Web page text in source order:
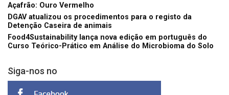
Açafrão: Ouro Vermelho
DGAV atualizou os procedimentos para o registo da
Detenção Caseira de animais
Food4Sustainability lança nova edição em português do
Curso Teórico-Prático em Análise do Microbioma do Solo
Siga-nos no